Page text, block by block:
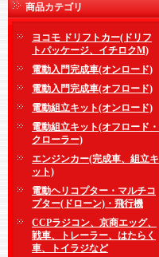
商品カテゴリ
ヨコモ ドリフトカー(ドリフ
トパッケージ、イチロクM)
電動入門完成車(オンロード)
電動入門完成車(オフロード)
電動組立キット(オンロード)
電動組立キット(オフロード・
クローラー)
エンジンカー(完成車、組立キ
ット)
電動ヘリコプター・マルチコ
プター(ドローン)・飛行機
CCPラジコン、京商エッグ、
戦車、トレーラー、はたらく
車、トイラジなど